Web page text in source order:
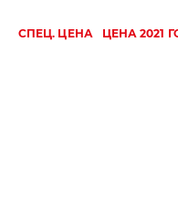
СПЕЦ. ЦЕНА ЦЕНА 2021